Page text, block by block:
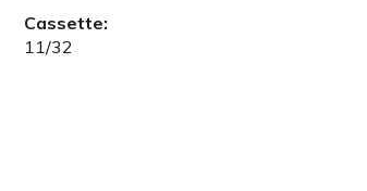
Cassette:
11/32